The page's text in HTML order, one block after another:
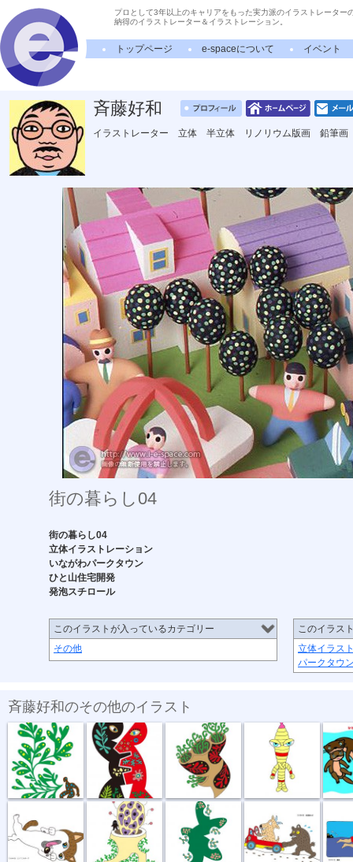
プロとして3年以上のキャリアをもった実力派のイラストレーター
納得のイラストレーター＆イラストレーション。
トップページ e-spaceについて イベント
斉藤好和
イラストレーター 立体 半立体 リノリウム版画 鉛筆画
街の暮らし04
街の暮らし04
立体イラストレーション
いながわパークタウン
ひと山住宅開発
発泡スチロール
このイラストが入っているカテゴリー
その他
このイラス
立体イラス
パークタウ
斉藤好和のその他のイラスト
植物のチカラ 組み合わせ 植木鉢
どう、このポ... おいしい匂い 新しい種 坂道登れば 遠泳